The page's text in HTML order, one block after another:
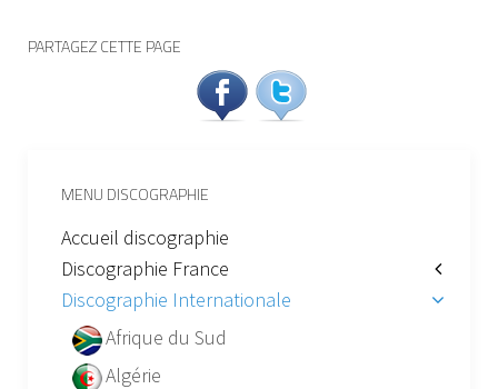
PARTAGEZ CETTE PAGE
MENU DISCOGRAPHIE
Accueil discographie
Discographie France
Discographie Internationale
Afrique du Sud
Algérie